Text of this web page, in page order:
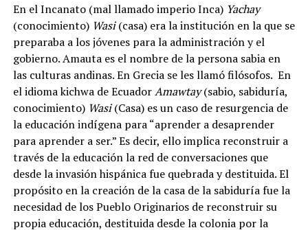
En el Incanato (mal llamado imperio Inca) Yachay
(conocimiento) Wasi(casa) era la institución en la que se
preparaba a los jóvenes para la administración y el
gobierno. Amauta es el nombre de la persona sabia en
las culturas andinas. En Grecia se les llamó filósofos. En
el idioma kichwa de EcuadorAmawtay(sabio, sabiduría,
conocimiento)Wasi(Casa) es un caso de resurgencia de
la educación indígena para “aprender a desaprender
para aprender a ser.” Es decir, ello implica reconstruir a
través de la educación la red de conversaciones que
desde la invasión hispánica fue quebrada y destituida. El
propósito en la creación de la casa de la sabiduría fue la
necesidad de los Pueblo Originarios de reconstruir su
propia educación, destituida desde la colonia por la